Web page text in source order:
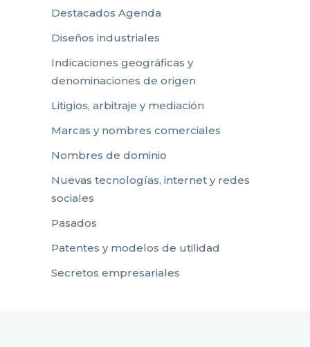
Destacados Agenda
Diseños industriales
Indicaciones geográficas y
denominaciones de origen
Litigios, arbitraje y mediación
Marcas y nombres comerciales
Nombres de dominio
Nuevas tecnologías, internet y redes
sociales
Pasados
Patentes y modelos de utilidad
Secretos empresariales